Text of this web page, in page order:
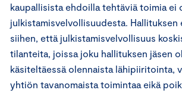
kaupallisista ehdoilla tehtäviä toimia ei
julkistamisvelvollisuudesta. Hallituksen
siihen, että julkistamisvelvollisuus
tilanteita, joissa joku hallituksen jäsen
käsiteltäessä olennaista lähipiiritointa,
yhtiön tavanomaista toimintaa eikä